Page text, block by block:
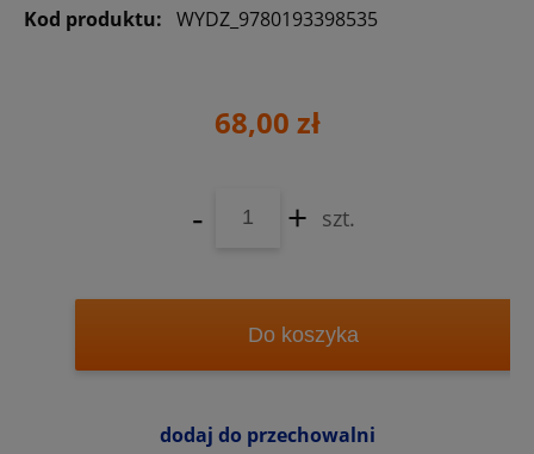
Kod produktu: WYDZ_9780193398535
68,00 zł
- + szt.
Do koszyka
dodaj do przechowalni